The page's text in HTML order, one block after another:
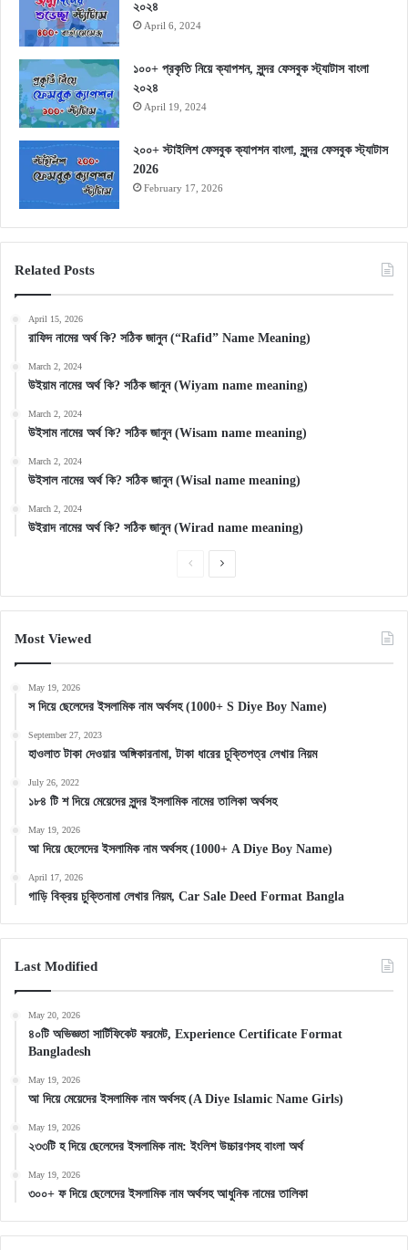
২০২৪
April 6, 2024
১০০+ প্রকৃতি নিয়ে ক্যাপশন, সুন্দর ফেসবুক স্ট্যাটাস বাংলা
২০২৪
April 19, 2024
২০০+ স্টাইলিশ ফেসবুক ক্যাপশন বাংলা, সুন্দর ফেসবুক স্ট্যাটাস
2026
February 17, 2026
Related Posts
April 15, 2026
রাফিদ নামের অর্থ কি? সঠিক জানুন (“Rafid” Name Meaning)
March 2, 2024
উইয়াম নামের অর্থ কি? সঠিক জানুন (Wiyam name meaning)
March 2, 2024
উইসাম নামের অর্থ কি? সঠিক জানুন (Wisam name meaning)
March 2, 2024
উইসাল নামের অর্থ কি? সঠিক জানুন (Wisal name meaning)
March 2, 2024
উইরাদ নামের অর্থ কি? সঠিক জানুন (Wirad name meaning)
PreviousNext
Most Viewed
May 19, 2026
স দিয়ে ছেলেদের ইসলামিক নাম অর্থসহ (1000+ S Diye Boy Name)
September 27, 2023
হাওলাত টাকা দেওয়ার অঙ্গিকারনামা, টাকা ধারের চুক্তিপত্র লেখার নিয়ম
July 26, 2022
১৮৪ টি শ দিয়ে মেয়েদের সুন্দর ইসলামিক নামের তালিকা অর্থসহ
May 19, 2026
আ দিয়ে ছেলেদের ইসলামিক নাম অর্থসহ (1000+ A Diye Boy Name)
April 17, 2026
গাড়ি বিক্রয় চুক্তিনামা লেখার নিয়ম, Car Sale Deed Format Bangla
Last Modified
May 20, 2026
৪০টি অভিজ্ঞতা সার্টিফিকেট ফরমেট, Experience Certificate Format
Bangladesh
May 19, 2026
আ দিয়ে মেয়েদের ইসলামিক নাম অর্থসহ (A Diye Islamic Name Girls)
May 19, 2026
২৩৩টি হ দিয়ে ছেলেদের ইসলামিক নাম: ইংলিশ উচ্চারণসহ বাংলা অর্থ
May 19, 2026
৩০০+ ফ দিয়ে ছেলেদের ইসলামিক নাম অর্থসহ আধুনিক নামের তালিকা